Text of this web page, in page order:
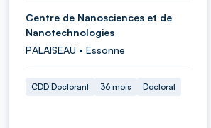
Centre de Nanosciences et de
Nanotechnologies
PALAISEAU • Essonne
CDD Doctorant 36 mois Doctorat